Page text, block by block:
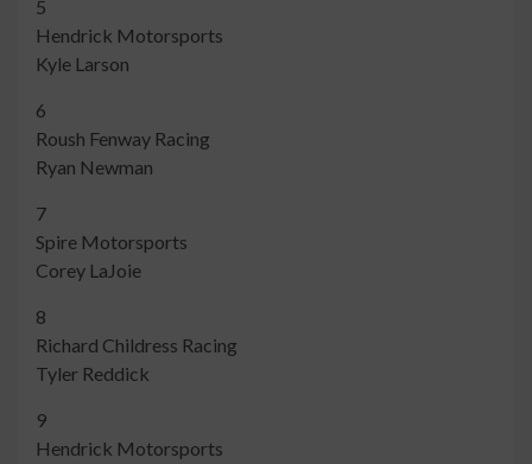
5
Hendrick Motorsports
Kyle Larson
6
Roush Fenway Racing
Ryan Newman
7
Spire Motorsports
Corey LaJoie
8
Richard Childress Racing
Tyler Reddick
9
Hendrick Motorsports